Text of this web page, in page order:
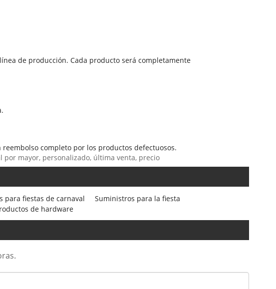
de producción. Cada producto será completamente
completo por los productos defectuosos.
por mayor, personalizado, última venta, precio
para fiestas de carnaval
Suministros para la fiesta
de hardware